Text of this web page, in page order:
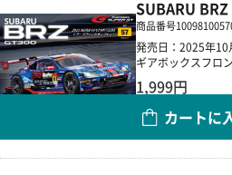
SUBARU
商品番号
発売日：2025年10
ギアボックスフロ
1,999円
カートに